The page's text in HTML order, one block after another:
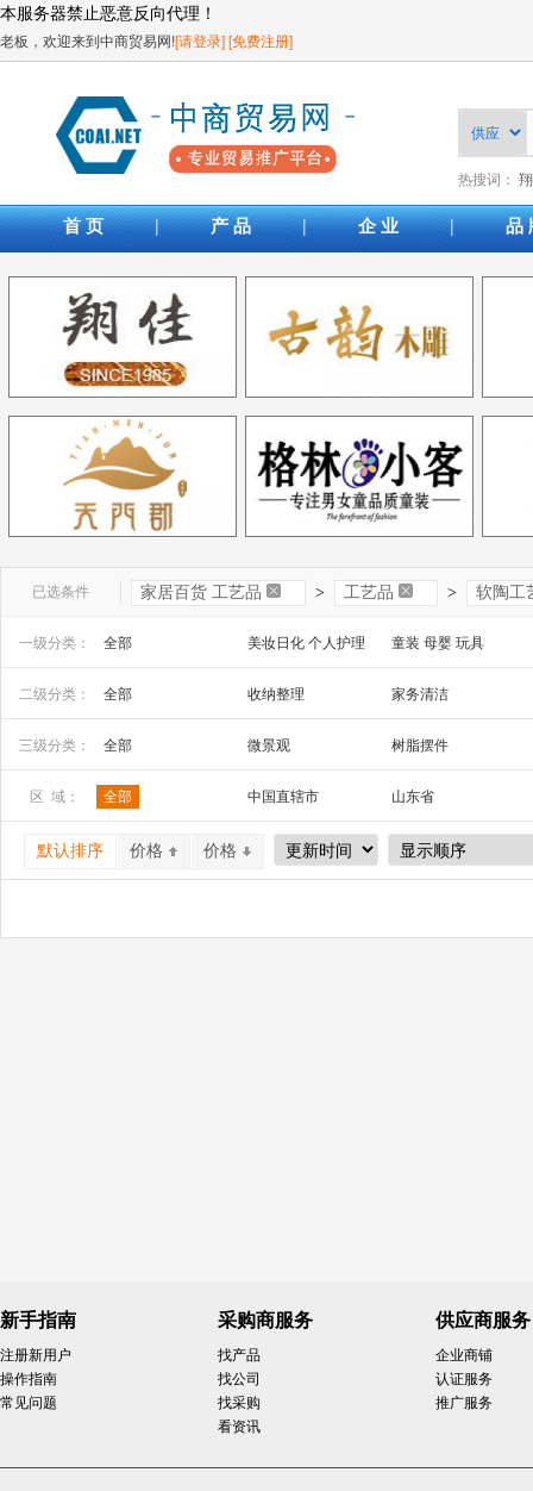
本服务器禁止恶意反向代理！
老板，欢迎来到中商贸易网![请登录][免费注册]
热搜词：
首 页 | 产 品 | 企 业 | 品
已选条件 家居百货 工艺品 > 工艺品 > 软陶工
一级分类： 全部 美妆日化 个人护理
童装 母婴 玩具
安全防护 五金工具
家装建材 机床 机械及行业设备
二级分类： 全部 收纳整理
家务清洁
三级分类：
全部 微景观
树脂摆件
石膏、石料工艺品
泥塑工艺品
纸质工艺品
骨雕、牙雕工艺品
其他材质工艺品
沙漏 石雕
区 域： 全部 中国直辖市
山东省
广西
辽宁省
吉林省
宁夏
四川省 贵州省
默认排序 价格 价格
新手指南
注册新用户
操作指南
常见问题
采购商服务
找产品
找公司
找采购
看资讯
供应商服务
企业商铺
认证服务
推广服务